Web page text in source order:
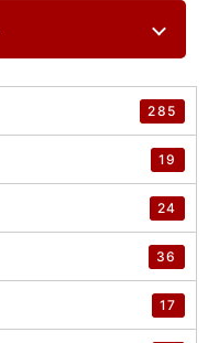
285
19
24
36
17